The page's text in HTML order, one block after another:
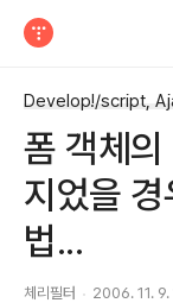
Develop!/script,
폼 객체
지었을
법...
체리필터 2006. 11.